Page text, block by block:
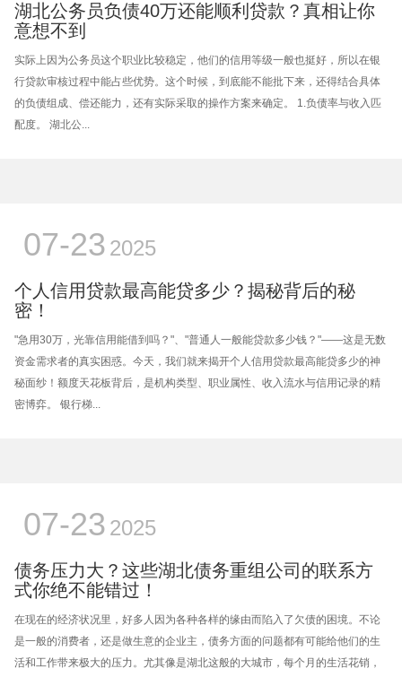
湖北公务员负债40万还能顺利贷款？真相让你
意想不到
实际上因为公务员这个职业比较稳定，他们的信用等级一般也挺好，所以在银
行贷款审核过程中能占些优势。这个时候，到底能不能批下来，还得结合具体
的负债组成、偿还能力，还有实际采取的操作方案来确定。 1.负债率与收入匹
配度。 湖北公...
07-23 2025
个人信用贷款最高能贷多少？揭秘背后的秘
密！
"急用30万，光靠信用能借到吗？"、"普通人一般能贷款多少钱？"——这是无数
资金需求者的真实困惑。今天，我们就来揭开个人信用贷款最高能贷多少的神
秘面纱！额度天花板背后，是机构类型、职业属性、收入流水与信用记录的精
密博弈。 银行梯...
07-23 2025
债务压力大？这些湖北债务重组公司的联系方
式你绝不能错过！
在现在的经济状况里，好多人因为各种各样的缘由而陷入了欠债的困境。不论
是一般的消费者，还是做生意的企业主，债务方面的问题都有可能给他们的生
活和工作带来极大的压力。尤其像是湖北这般的大城市，每个月的生活花销，